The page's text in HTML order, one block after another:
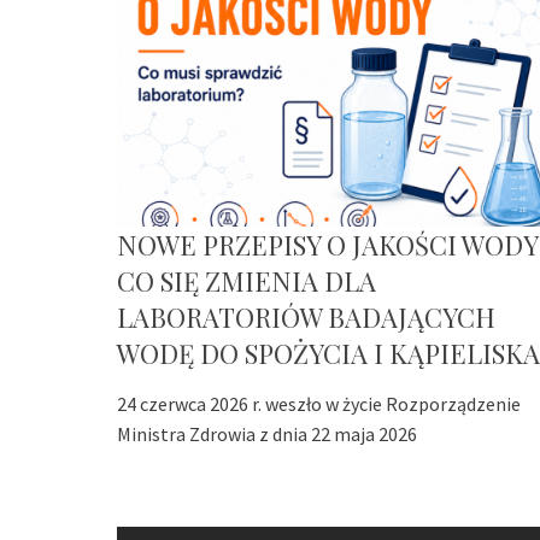
NOWE PRZEPISY O JAKOŚCI
CO SIĘ ZMIENIA DLA
LABORATORIÓW BADAJĄCYCH
WODĘ DO SPOŻYCIA I KĄPIELISKA
24 czerwca 2026 r. weszło w życie Rozporządzenie
Ministra Zdrowia z dnia 22 maja 2026